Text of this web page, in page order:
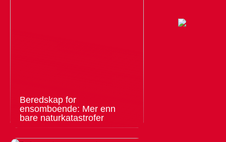
Beredskap for
ensomboende: Mer enn
bare naturkatastrofer